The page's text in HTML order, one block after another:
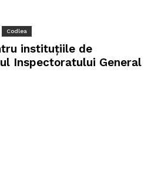
Codlea
instituțiile de
Inspectoratului General